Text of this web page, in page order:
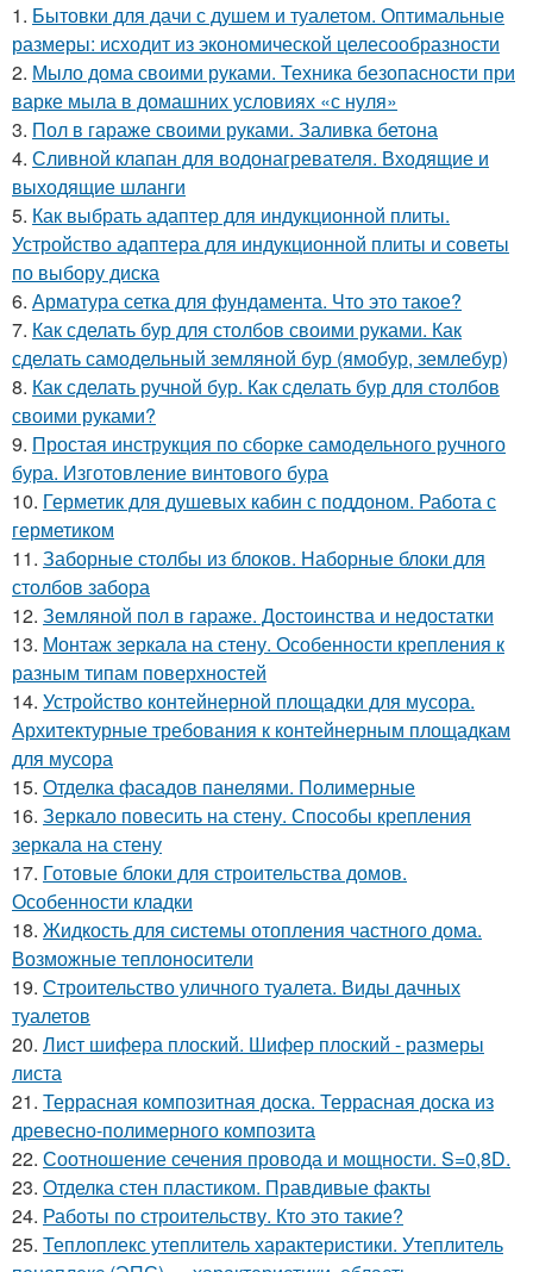
1. Бытовки для дачи с душем и туалетом. Оптимальные
размеры: исходит из экономической целесообразности
2. Мыло дома своими руками. Техника безопасности при
варке мыла в домашних условиях «с нуля»
3. Пол в гараже своими руками. Заливка бетона
4. Сливной клапан для водонагревателя. Входящие и
выходящие шланги
5. Как выбрать адаптер для индукционной плиты.
Устройство адаптера для индукционной плиты и советы
по выбору диска
6. Арматура сетка для фундамента. Что это такое?
7. Как сделать бур для столбов своими руками. Как
сделать самодельный земляной бур (ямобур, землебур)
8. Как сделать ручной бур. Как сделать бур для столбов
своими руками?
9. Простая инструкция по сборке самодельного ручного
бура. Изготовление винтового бура
10. Герметик для душевых кабин с поддоном. Работа с
герметиком
11. Заборные столбы из блоков. Наборные блоки для
столбов забора
12. Земляной пол в гараже. Достоинства и недостатки
13. Монтаж зеркала на стену. Особенности крепления к
разным типам поверхностей
14. Устройство контейнерной площадки для мусора.
Архитектурные требования к контейнерным площадкам
для мусора
15. Отделка фасадов панелями. Полимерные
16. Зеркало повесить на стену. Способы крепления
зеркала на стену
17. Готовые блоки для строительства домов.
Особенности кладки
18. Жидкость для системы отопления частного дома.
Возможные теплоносители
19. Строительство уличного туалета. Виды дачных
туалетов
20. Лист шифера плоский. Шифер плоский - размеры
листа
21. Террасная композитная доска. Террасная доска из
древесно-полимерного композита
22. Соотношение сечения провода и мощности. S=0,8D.
23. Отделка стен пластиком. Правдивые факты
24. Работы по строительству. Кто это такие?
25. Теплоплекс утеплитель характеристики. Утеплитель